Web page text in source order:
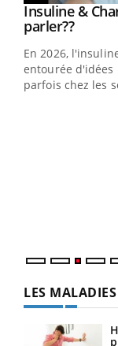
Youtube
Insuline &
parler??
En 2026,
entourée d'idées
parfois chez les
LES MALADIES